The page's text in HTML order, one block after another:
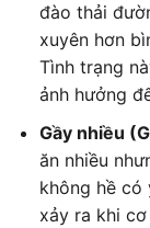
đào thải
xuyên hơn
Tình trạng
ảnh hưởng
Gầy nhiều
ăn nhiều
không hề có
xảy ra khi